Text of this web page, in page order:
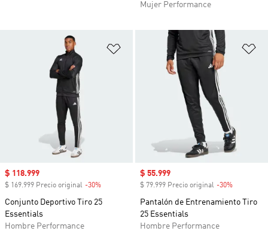
Mujer Performance
Añadir a la lista de deseos
Precio de venta
$ 118.999
$ 169.999 Precio original -30%
Conjunto Deportivo Tiro 25
Essentials
Hombre Performance
Precio de venta
$ 55.999
$ 79.999 Precio original -30%
Pantalón de Entrenamiento Tiro
25 Essentials
Hombre Performance